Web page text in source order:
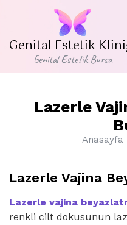
Genital Estetik
Genital Estetik Bursa
Lazerle
Anasayfa
Lazerle Vajina
Lazerle vajina
renkli cilt dokusunun